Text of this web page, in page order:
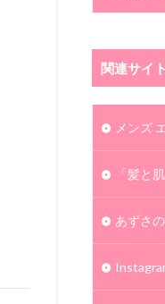
関連サイト
メンズ
「髪と
あずさ